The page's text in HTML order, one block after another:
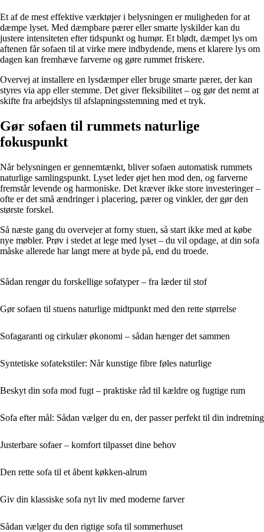
Et af de mest effektive værktøjer i belysningen er muligheden for at
dæmpe lyset. Med dæmpbare pærer eller smarte lyskilder kan du
justere intensiteten efter tidspunkt og humør. Et blødt, dæmpet lys om
aftenen får sofaen til at virke mere indbydende, mens et klarere lys om
dagen kan fremhæve farverne og gøre rummet friskere.
Overvej at installere en lysdæmper eller bruge smarte pærer, der kan
styres via app eller stemme. Det giver fleksibilitet – og gør det nemt at
skifte fra arbejdslys til afslapningsstemning med et tryk.
Gør sofaen til rummets naturlige
fokuspunkt
Når belysningen er gennemtænkt, bliver sofaen automatisk rummets
naturlige samlingspunkt. Lyset leder øjet hen mod den, og farverne
fremstår levende og harmoniske. Det kræver ikke store investeringer –
ofte er det små ændringer i placering, pærer og vinkler, der gør den
største forskel.
Så næste gang du overvejer at forny stuen, så start ikke med at købe
nye møbler. Prøv i stedet at lege med lyset – du vil opdage, at din sofa
måske allerede har langt mere at byde på, end du troede.
Sådan rengør du forskellige sofatyper – fra læder til stof
Gør sofaen til stuens naturlige midtpunkt med den rette størrelse
Sofagaranti og cirkulær økonomi – sådan hænger det sammen
Syntetiske sofatekstiler: Når kunstige fibre føles naturlige
Beskyt din sofa mod fugt – praktiske råd til kældre og fugtige rum
Sofa efter mål: Sådan vælger du en, der passer perfekt til din indretning
Justerbare sofaer – komfort tilpasset dine behov
Den rette sofa til et åbent køkken-alrum
Giv din klassiske sofa nyt liv med moderne farver
Sådan vælger du den rigtige sofa til sommerhuset